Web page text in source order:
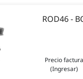
ROD46 -
Precio factura
(Ingresar)